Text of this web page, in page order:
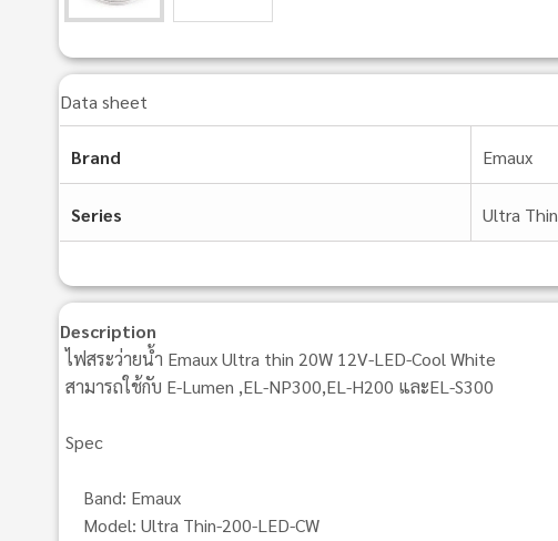
Data sheet
Brand Emaux
Series Ultra Thin
Description
ไฟสระว่ายน้ำ Emaux Ultra thin 20W 12V-LED-Cool White
สามารถใช้กับ E-Lumen ,EL-NP300,EL-H200 และEL-S300
Spec
Band: Emaux
Model: Ultra Thin-200-LED-CW